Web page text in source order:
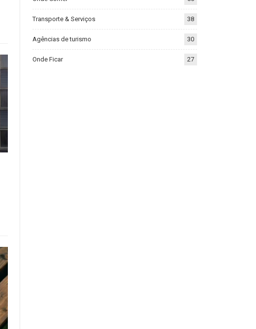
Transporte & Serviços 38
Agências de turismo 30
Onde Ficar 27